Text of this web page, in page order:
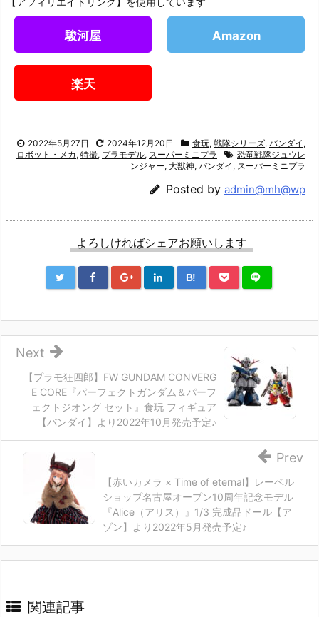
駿河屋 Amazon
楽天
2022年5月27日 2024年12月20日 食玩, 戦隊シリーズ, バンダイ ,
ロボット・メカ , 特撮, プラモデル, スーパーミニプラ
恐竜戦隊ジュウレ
ンジャー, 大獣神, バンダイ , スーパーミニプラ
Posted by admin@mh@wp
よろしければシェアお願いします
B!
【プラモ狂四郎】FW GUNDAM CONVERG
E CORE『パーフェクトガンダム＆パーフ
ェクトジオング セット』食玩 フィギュア
【バンダイ】より2022年10月発売予定♪
Next
【赤いカメラ × Time of eternal】レーベル
ショップ名古屋オープン10周年記念モデル
『Alice（アリス）』1/3 完成品ドール【ア
ゾン】より2022年5月発売予定♪
Prev
関連記事